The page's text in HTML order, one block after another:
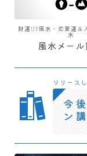
財運UP風水・恋愛運＆
水
風水メール
リリース
今
ン